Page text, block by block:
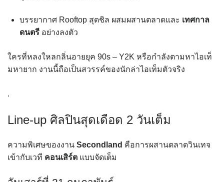
บรรยากาศ Rooftop สุดชิล ผสมผสานตลาดและ เทศกาล
ดนตรี อย่างลงตัว
ใครที่หลงใหลกลิ่นอายยุค 90s – Y2K หรือกำลังตามหาไอเท็
มหายาก งานนี้ถือเป็นสวรรค์ของนักล่าไอเท็มตัวจริง
.
Line-up ศิลปินสุดเดือด 2 วันเต็ม
ความพิเศษของงาน Secondland คือการผสานตลาดวินเทจ
เข้ากับเวที คอนเสิร์ต แบบจัดเต็ม